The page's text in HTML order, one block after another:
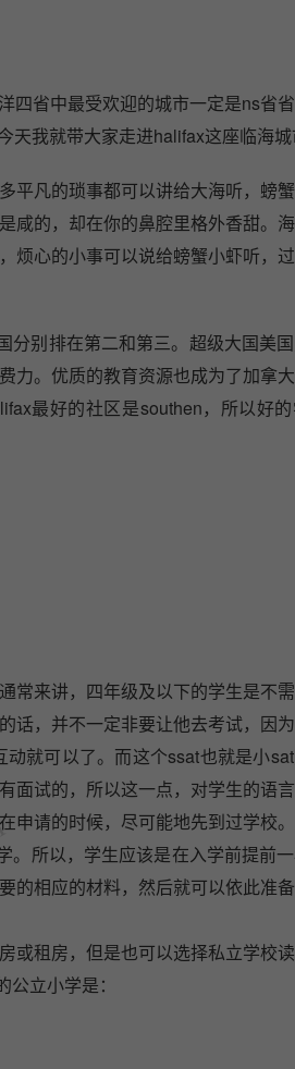
四省中最受欢迎的城市一定是ns省
我就带大家走进halifax这座临海城
平凡的琐事都可以讲给大海听，螃
咸的，却在你的鼻腔里格外香甜。
烦心的小事可以说给螃蟹小虾听，
分别排在第二和第三。超级大国美
力。优质的教育资源也成为了加拿
最好的社区是southen，所以好
常来讲，四年级及以下的学生是不
话，并不一定非要让他去考试，因
就可以了。而这个ssat也就是小
面试的，所以这一点，对学生的语
申请的时候，尽可能地先到过学校
所以，学生应该是在入学前提前
的相应的材料，然后就可以依此准
租房，但是也可以选择私立学校读
立小学是：